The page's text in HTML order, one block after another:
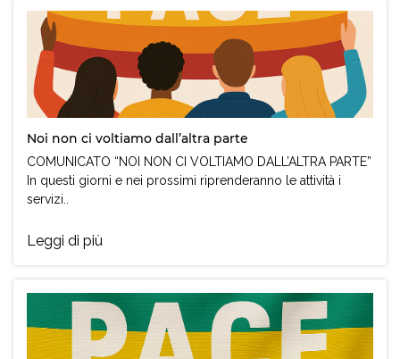
Noi non ci voltiamo dall’altra parte
COMUNICATO “NOI NON CI VOLTIAMO DALL’ALTRA PARTE”
In questi giorni e nei prossimi riprenderanno le attività i
servizi..
Leggi di più